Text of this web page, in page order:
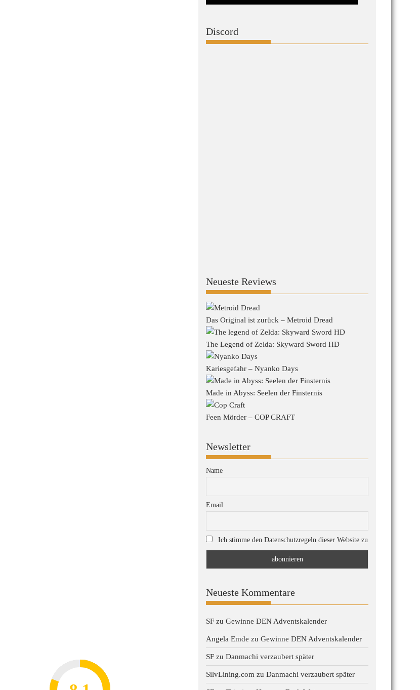
Discord
Neueste Reviews
Das Original ist zurück – Metroid Dread
The Legend of Zelda: Skyward Sword HD
Kariesgefahr – Nyanko Days
Made in Abyss: Seelen der Finsternis
Feen Mörder – COP CRAFT
Newsletter
Name
Email
Ich stimme den Datenschutzregeln dieser Website zu
Neueste Kommentare
SF zu Gewinne DEN Adventskalender
Angela Emde zu Gewinne DEN Adventskalender
SF zu Danmachi verzaubert später
SilvLining.com zu Danmachi verzaubert später